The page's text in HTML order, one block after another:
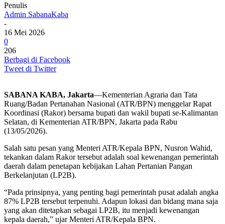
Penulis
Admin SabanaKaba
-
16 Mei 2026
0
206
Berbagi di Facebook
Tweet di Twitter
SABANA KABA, Jakarta—Kementerian Agraria dan Tata
Ruang/Badan Pertanahan Nasional (ATR/BPN) menggelar Rapat
Koordinasi (Rakor) bersama bupati dan wakil bupati se-Kalimantan
Selatan, di Kementerian ATR/BPN, Jakarta pada Rabu
(13/05/2026).
Salah satu pesan yang Menteri ATR/Kepala BPN, Nusron Wahid,
tekankan dalam Rakor tersebut adalah soal kewenangan pemerintah
daerah dalam penetapan kebijakan Lahan Pertanian Pangan
Berkelanjutan (LP2B).
“Pada prinsipnya, yang penting bagi pemerintah pusat adalah angka
87% LP2B tersebut terpenuhi. Adapun lokasi dan bidang mana saja
yang akan ditetapkan sebagai LP2B, itu menjadi kewenangan
kepala daerah,” ujar Menteri ATR/Kepala BPN.